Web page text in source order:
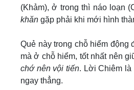
(Khảm), ở trong thì náo loạn
khăn gặp phải khi mới hình
Quẻ này trong chỗ hiểm động
mà ở chỗ hiểm, tốt nhất nên
chớ nên vội tiến. Lời Chiêm
ngay thẳng.